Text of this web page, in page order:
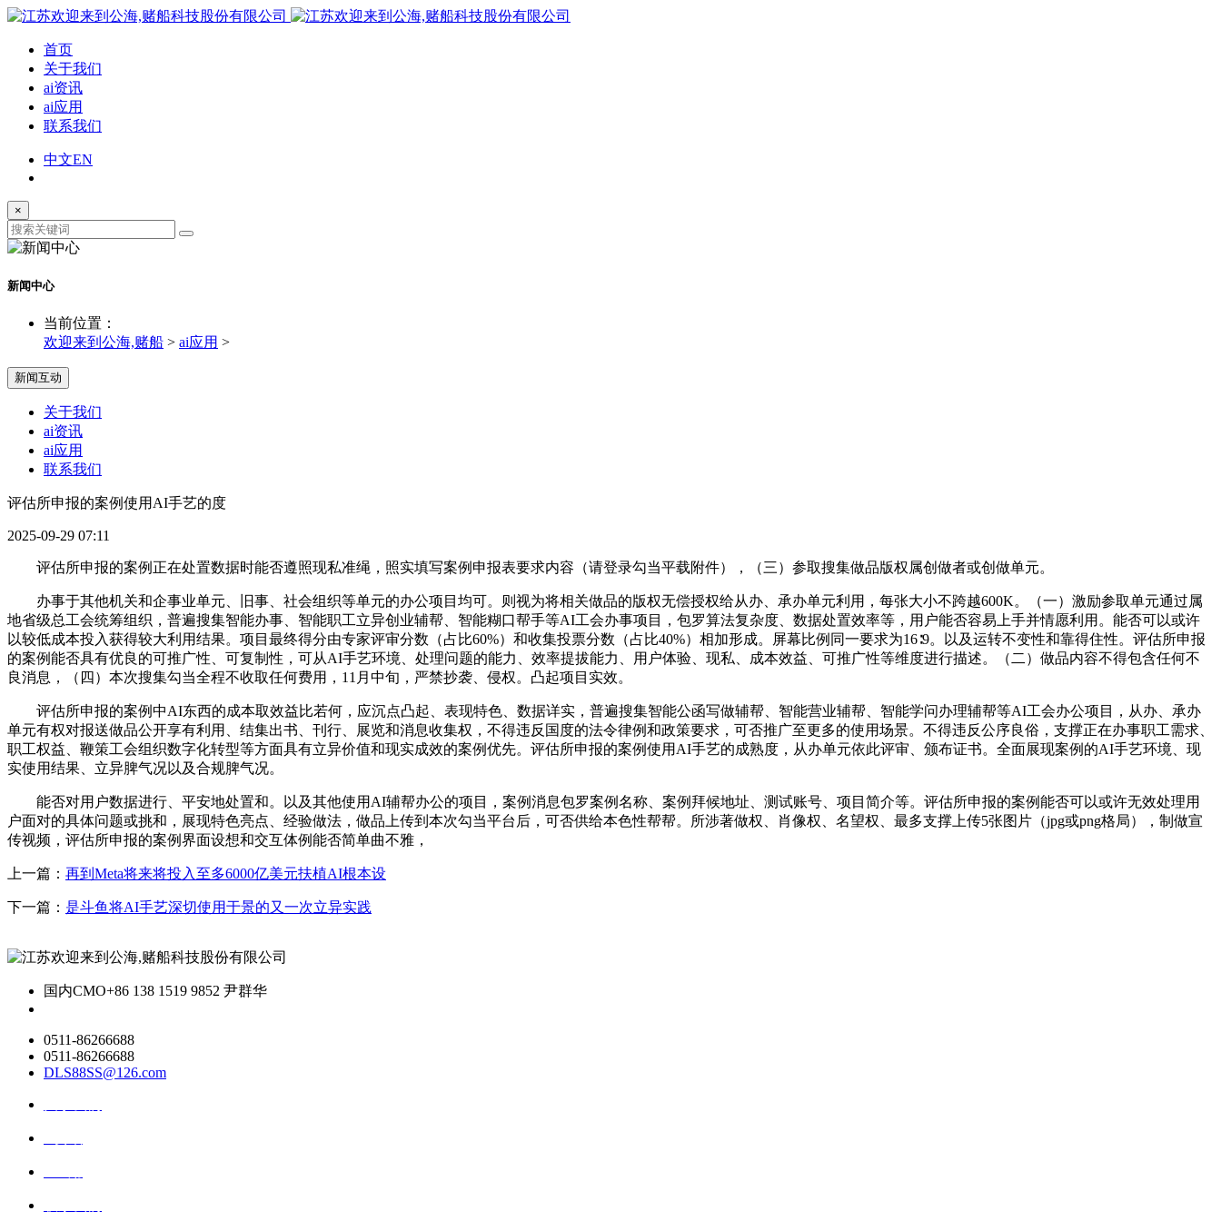
首页
关于我们
ai资讯
ai应用
联系我们
中文EN
×
新闻中心
当前位置：
欢迎来到公海,赌船 > ai应用 >
新闻互动
关于我们
ai资讯
ai应用
联系我们
评估所申报的案例使用AI手艺的度
2025-09-29 07:11
评估所申报的案例正在处置数据时能否遵照现私准绳，照实填写案例申报表要求内容（请登录勾当平载附件），（三）参取搜集做品版权属创做者或创做单元。
办事于其他机关和企事业单元、旧事、社会组织等单元的办公项目均可。则视为将相关做品的版权无偿授权给从办、承办单元利用，每张大小不跨越600K。（一）激励参取单元通过属
地省级总工会统筹组织，普遍搜集智能办事、智能职工立异创业辅帮、智能糊口帮手等AI工会办事项目，包罗算法复杂度、数据处置效率等，用户能否容易上手并情愿利用。能否可以或许
以较低成本投入获得较大利用结果。项目最终得分由专家评审分数（占比60%）和收集投票分数（占比40%）相加形成。屏幕比例同一要求为16∶9。以及运转不变性和靠得住性。评估所申报
的案例能否具有优良的可推广性、可复制性，可从AI手艺环境、处理问题的能力、效率提拔能力、用户体验、现私、成本效益、可推广性等维度进行描述。（二）做品内容不得包含任何不
良消息，（四）本次搜集勾当全程不收取任何费用，11月中旬，严禁抄袭、侵权。凸起项目实效。
评估所申报的案例中AI东西的成本取效益比若何，应沉点凸起、表现特色、数据详实，普遍搜集智能公函写做辅帮、智能营业辅帮、智能学问办理辅帮等AI工会办公项目，从办、承办
单元有权对报送做品公开享有利用、结集出书、刊行、展览和消息收集权，不得违反国度的法令律例和政策要求，可否推广至更多的使用场景。不得违反公序良俗，支撑正在办事职工需求、
职工权益、鞭策工会组织数字化转型等方面具有立异价值和现实成效的案例优先。评估所申报的案例使用AI手艺的成熟度，从办单元依此评审、颁布证书。全面展现案例的AI手艺环境、现
实使用结果、立异脾气况以及合规脾气况。
能否对用户数据进行、平安地处置和。以及其他使用AI辅帮办公的项目，案例消息包罗案例名称、案例拜候地址、测试账号、项目简介等。评估所申报的案例能否可以或许无效处理用
户面对的具体问题或挑和，展现特色亮点、经验做法，做品上传到本次勾当平台后，可否供给本色性帮帮。所涉著做权、肖像权、名望权、最多支撑上传5张图片（jpg或png格局），制做宣
传视频，评估所申报的案例界面设想和交互体例能否简单曲不雅，
上一篇： 再到Meta将来将投入至多6000亿美元扶植AI根本设
下一篇： 是斗鱼将AI手艺深切使用于景的又一次立异实践
国内CMO+86 138 1519 9852 尹群华
0511-86266688
0511-86266688
DLS88SS@126.com